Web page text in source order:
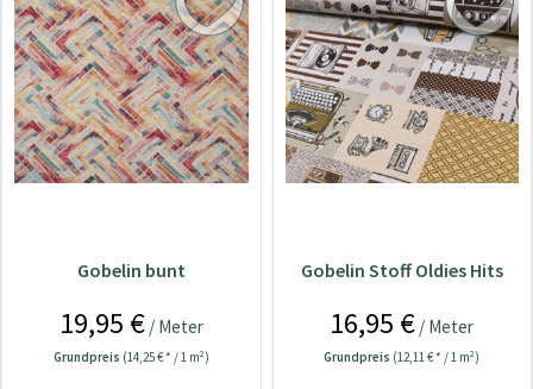
Gobelin bunt
19,95 €/ Meter
Grundpreis (14,25 € * / 1 m²)
Gobelin Stoff Oldies Hits
16,95 € / Meter
Grundpreis (12,11 € * / 1 m²)